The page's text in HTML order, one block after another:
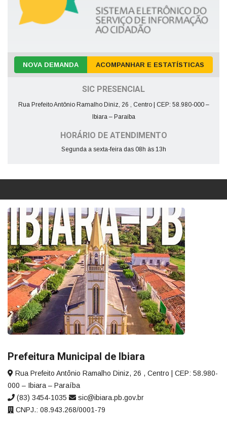
NOVA DEMANDA ACOMPANHAR E ESTATÍSTICAS
SIC PRESENCIAL
Rua Prefeito Antônio Ramalho Diniz, 26 , Centro | CEP: 58.980-000 –
Ibiara – Paraíba
HORÁRIO DE ATENDIMENTO
Segunda a sexta-feira das 08h às 13h
Prefeitura Municipal de Ibiara
Rua Prefeito Antônio Ramalho Diniz, 26 , Centro | CEP: 58.980-
000 – Ibiara – Paraíba
(83) 3454-1035
sic@ibiara.pb.gov.br
CNPJ.: 08.943.268/0001-79